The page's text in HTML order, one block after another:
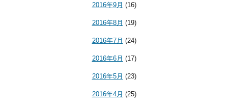
2016年9月 (16)
2016年8月 (19)
2016年7月 (24)
2016年6月 (17)
2016年5月 (23)
2016年4月 (25)